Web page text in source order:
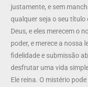
justamente, e sem
qualquer seja o seu
Deus, e eles merecem o
poder, e merece a nossa
fidelidade e submissão
desfrutar uma vida
Ele reina. O mistério